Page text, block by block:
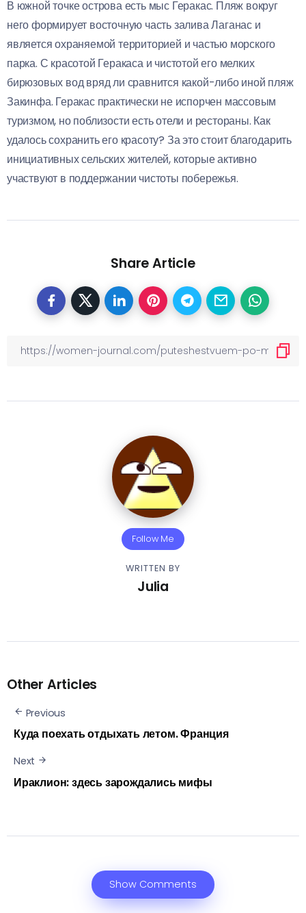
В южной точке острова есть мыс Геракас. Пляж вокруг
него формирует восточную часть залива Лаганас и
является охраняемой территорией и частью морского
парка. С красотой Геракаса и чистотой его мелких
бирюзовых вод вряд ли сравнится какой-либо иной пляж
Закинфа. Геракас практически не испорчен массовым
туризмом, но поблизости есть отели и рестораны. Как
удалось сохранить его красоту? За это стоит благодарить
инициативных сельских жителей, которые активно
участвуют в поддержании чистоты побережья.
Share Article
Follow Me
WRITTEN BY
Julia
Other Articles
Previous
Куда поехать отдыхать летом. Франция
Next
Ираклион: здесь зарождались мифы
Show Comments